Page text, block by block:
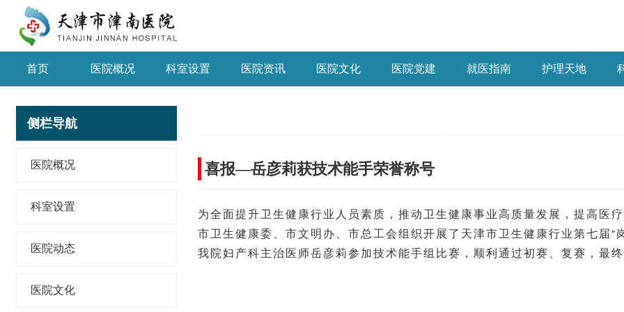
首页 医院概况 科室设置 医院资讯 医院文化 医院党建 就医指南 护理天地
侧栏导航
医院概况
科室设置
医院动态
医院文化
喜报—岳彦莉获技术能手荣誉称号
为全面提升卫生健康行业人员素质，推动卫生健康事业高质量发展，提高医
市卫生健康委、市文明办、市总工会组织开展了天津市卫生健康行业第七届“
我院妇产科主治医师岳彦莉参加技术能手组比赛，顺利通过初赛、复赛，最